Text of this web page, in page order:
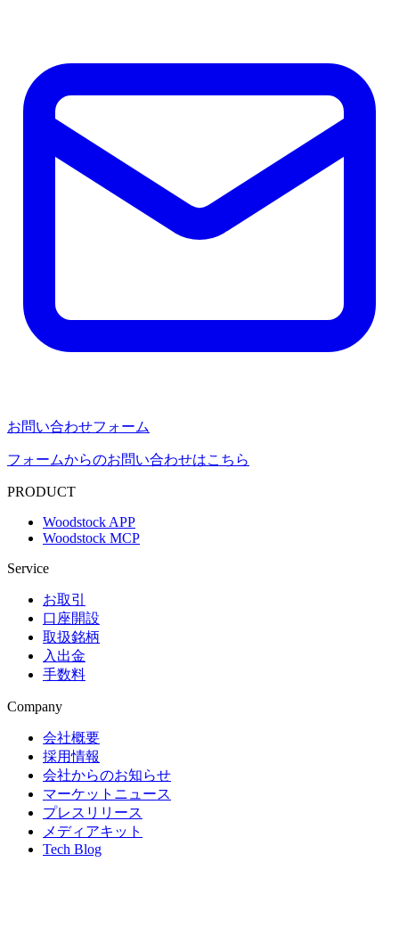
お問い合わせフォーム
フォームからのお問い合わせはこちら
PRODUCT
Woodstock APP
Woodstock MCP
Service
お取引
口座開設
取扱銘柄
入出金
手数料
Company
会社概要
採用情報
会社からのお知らせ
マーケットニュース
プレスリリース
メディアキット
Tech Blog